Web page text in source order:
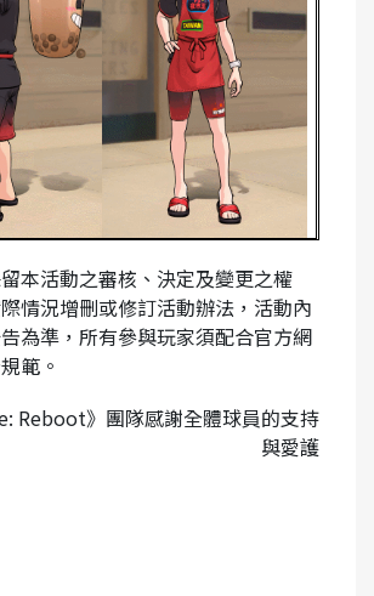
本活動之審核、決定及變更之權
情況增刪或修訂活動辦法，活動內
為準，所有參與玩家須配合官方網
範。
Reboot》團隊感謝全體球員的支持
與愛護